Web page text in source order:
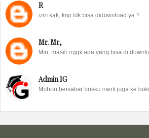
R
izin kak, knp tdk bisa didownload ya ?
Mr. Mr,
Min, masih nggk ada yang bisa di
Admin IG
Mohon bersabar bosku nanti juga ke